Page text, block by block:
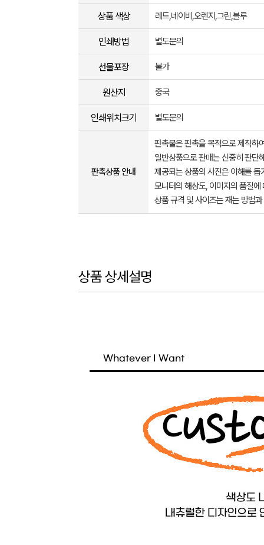
상품 색상 레드,네이비,오렌지,그린,블루
인쇄방법 별도문의
선물포장 불가
원산지 중국
인쇄위치크기 별도문의
판촉상품 안내
판촉물은 판촉을 목적으로 제작하
일반상품으로 판매는 신중히 판단
제공되는 상품의 사진은 이해를
모니터의 해상도, 이미지의 품질
상품 규격 및 사이즈는 재는 방법
상품 상세설명